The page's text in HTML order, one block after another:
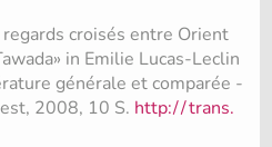
croisés entre Orient
in Emilie Lucas-Leclin
générale et comparée -
2008, 10 S. http://trans.